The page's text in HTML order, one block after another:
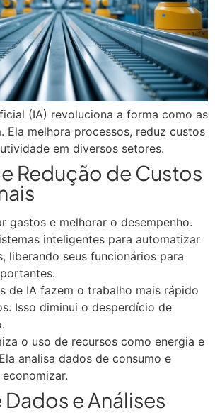
(IA) revoluciona a forma como as
Ela melhora processos, reduz custos
em diversos setores.
Redução de Custos
gastos e melhorar o desempenho.
inteligentes para automatizar
liberando seus funcionários para
de IA fazem o trabalho mais rápido
Isso diminui o desperdício de
o uso de recursos como energia e
analisa dados de consumo e
e Análises